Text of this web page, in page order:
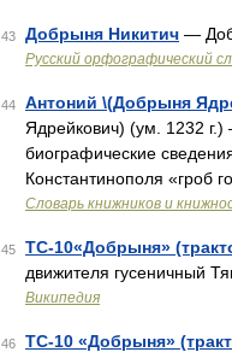
43 Добрыня Никитич —
Русский орфографический
44 Антоний \(Добрыня
Ядрейкович) (ум. 1232
биографические
Константинополя «гроб
Словарь книжников и
45 ТС-10«Добрыня»
движителя гусеничный
Википедия
46 ТС-10 «Добрыня»